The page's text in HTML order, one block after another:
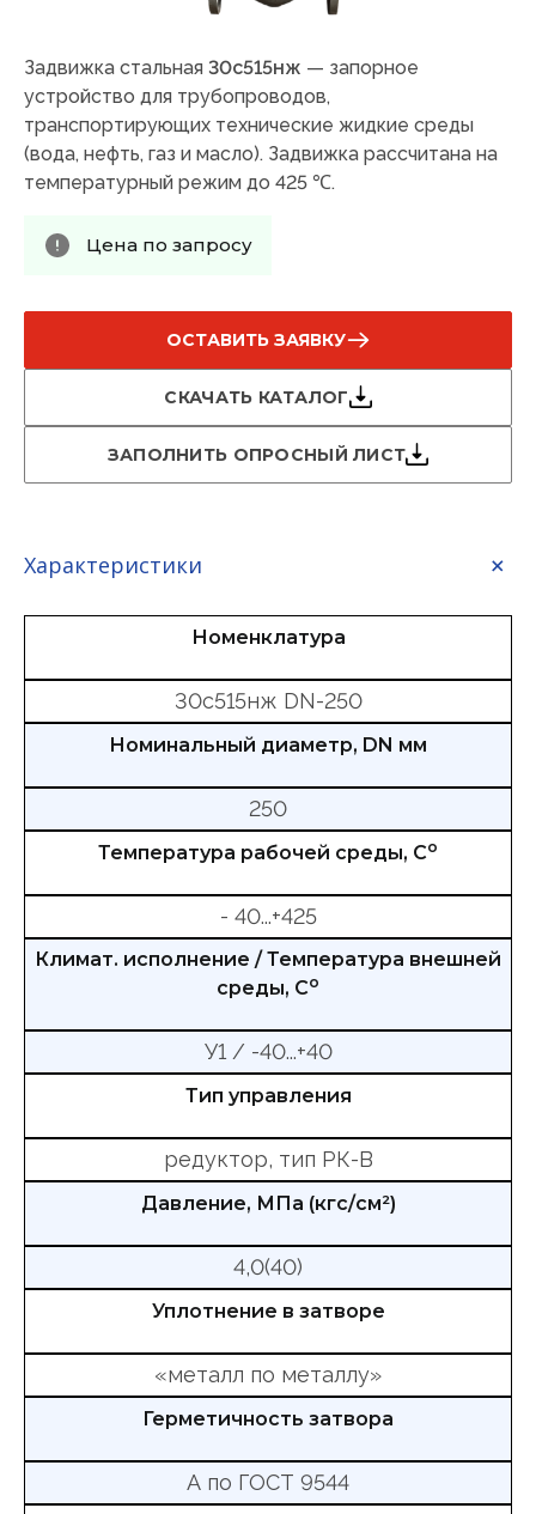
Задвижка стальная 30с515нж — запорное
устройство для трубопроводов,
транспортирующих технические жидкие среды
(вода, нефть, газ и масло). Задвижка рассчитана на
температурный режим до 425 ℃.
Цена по запросу
ОСТАВИТЬ ЗАЯВКУ
СКАЧАТЬ КАТАЛОГ
ЗАПОЛНИТЬ ОПРОСНЫЙ ЛИСТ
Характеристики
Номенклатура
30с515нж DN-250
Номинальный диаметр, DN мм
250
Температура рабочей среды, Со
- 40...+425
Климат. исполнение / Температура внешней
среды, Со
У1 / -40...+40
Тип управления
редуктор, тип РК-В
Давление, МПа (кгс/см²)
4,0(40)
Уплотнение в затворе
«металл по металлу»
Герметичность затвора
А по ГОСТ 9544